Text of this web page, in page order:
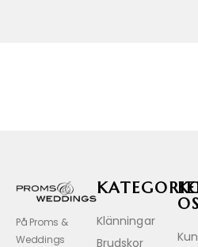
På Proms &
Weddings
Klänningar
Brudskor